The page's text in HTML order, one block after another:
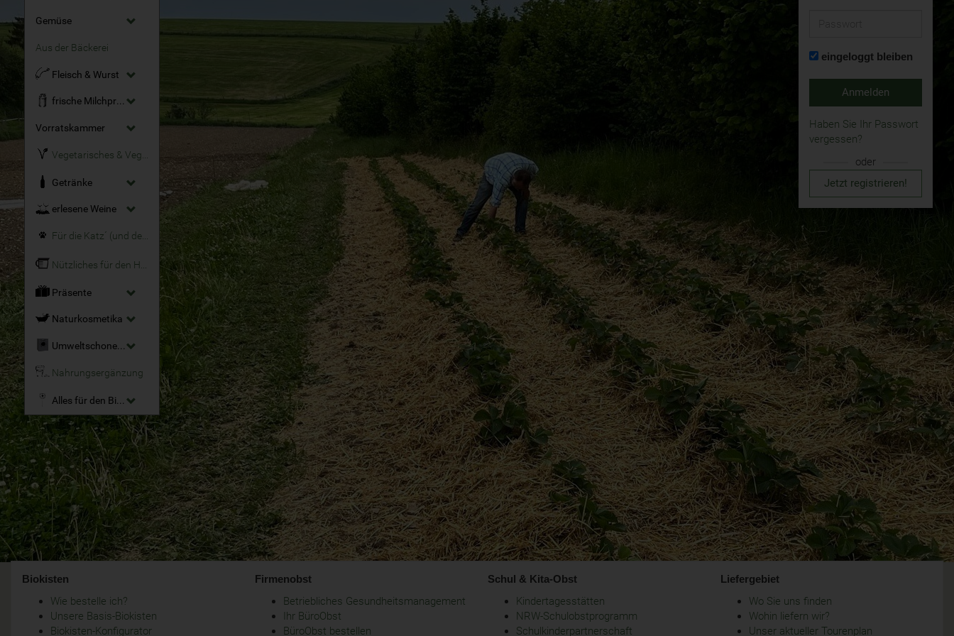
Gemüse
Aus der Bäckerei
Fleisch & Wurst
frische Milchprodukte
Vorratskammer
Getränke
erlesene Weine
Für die Katz´ (und den Hund)
Präsente
Naturkosmetika
Umweltschonende Reinigungsmittel
Nahrungsergänzung
Alles für den Bio-Garten
eingeloggt bleiben
Anmelden
Haben Sie Ihr Passwort
vergessen?
oder
Jetzt registrieren!
Biokisten
Wie bestelle ich?
Unsere Basis-Biokisten
Biokisten-Konfigurator
Firmenobst
Betriebliches Gesundheitsmanagement
Ihr BüroObst
BüroObst bestellen
Schul & Kita-Obst
Kindertagesstätten
NRW-Schulobstprogramm
Schulkinderpartnerschaft
Liefergebiet
Wo Sie uns finden
Wohin liefern wir?
Unser aktueller Tourenplan